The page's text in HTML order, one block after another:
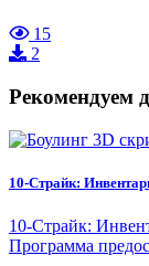
15
2
Рекомендуем
10-Страйк:
10-Страйк:
Программа